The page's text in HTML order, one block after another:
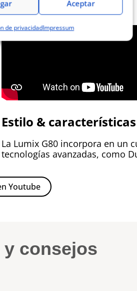
Aceptar
de privacidadImpressum
Estilo & características
La Lumix G80 incorpora en un
tecnologías avanzadas, como
Youtube
consejos